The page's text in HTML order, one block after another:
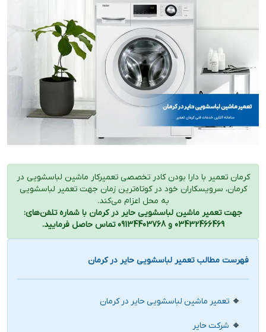
کرمان تعمیر با دارا بودن کادر تخصصی تعمیرکار ماشین لباسشویی در
کرمان، سرویسکاران خود در کوتاه‌ترین زمان جهت تعمیر لباسشویی
به محل اعزام می‌کند.
جهت تعمیر ماشین لباسشویی حایر در کرمان با شماره تلفن‌های:
03432466469 و 09134403768 تماس حاصل فرمایید.
فهرست مطالب تعمیر لباسشویی حایر در کرمان
تعمیر ماشین لباسشویی حایر در کرمان
شرکت حایر